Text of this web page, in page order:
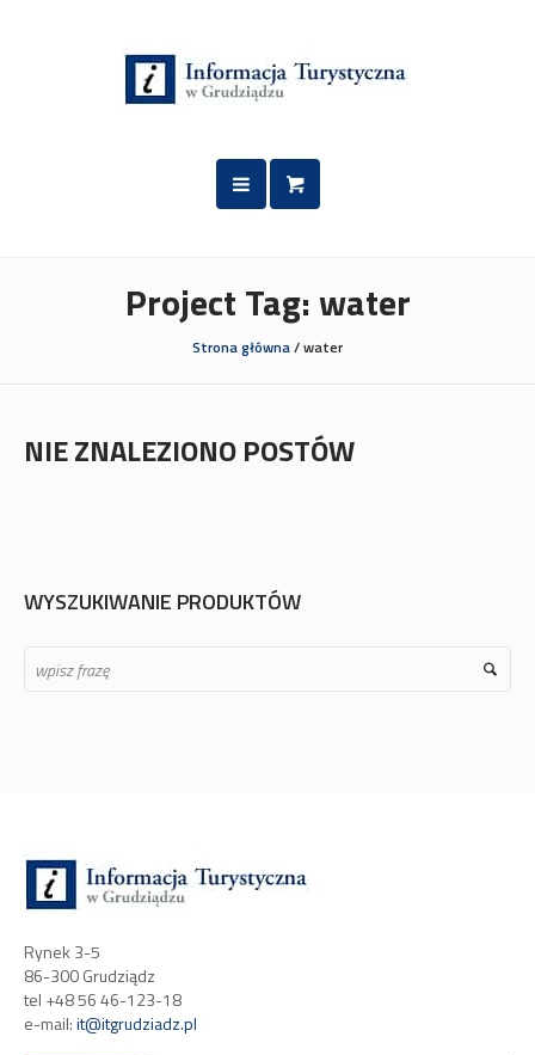
Project Tag:water
Strona główna/water
NIE ZNALEZIONO POSTÓW
WYSZUKIWANIE PRODUKTÓW
Rynek 3-5
86-300 Grudziądz
tel +48 56 46-123-18
e-mail:it@itgrudziadz.pl